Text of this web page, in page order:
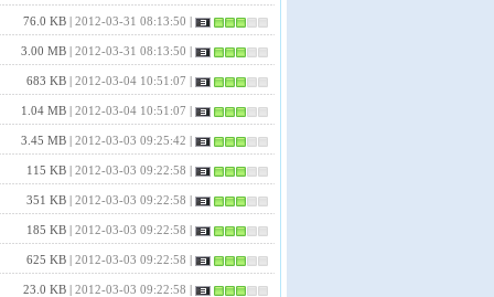
76.0 KB | 2012-03-31 08:13:50 |
3.00 MB | 2012-03-31 08:13:50 |
683 KB | 2012-03-04 10:51:07 |
1.04 MB | 2012-03-04 10:51:07 |
3.45 MB | 2012-03-03 09:25:42 |
115 KB | 2012-03-03 09:22:58 |
351 KB | 2012-03-03 09:22:58 |
185 KB | 2012-03-03 09:22:58 |
625 KB | 2012-03-03 09:22:58 |
23.0 KB | 2012-03-03 09:22:58 |